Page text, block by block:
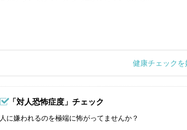
健康チェックを
「対人恐怖症度」チェック
人に嫌われるのを極端に怖がってませんか？